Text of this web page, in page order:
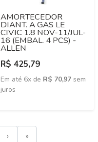
AMORTECEDOR
DIANT. A GAS LE
CIVIC 1.8 NOV-11/JUL-
16 (EMBAL. 4 PCS) -
ALLEN
R$ 425,79
Em até 6x de R$ 70,97 sem
juros
› »